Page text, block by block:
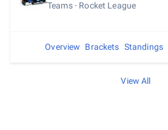
Teams Rocket League
Overview Brackets Standings
View All